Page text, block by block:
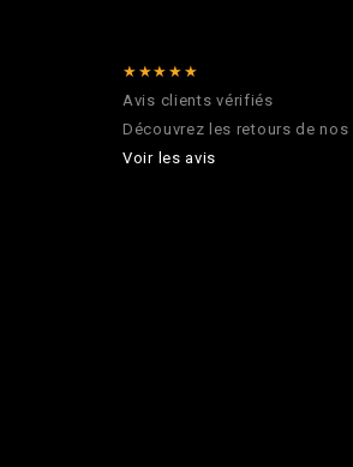
★★★★★
Avis clients vérifiés
Découvrez les retours de
Voir les avis